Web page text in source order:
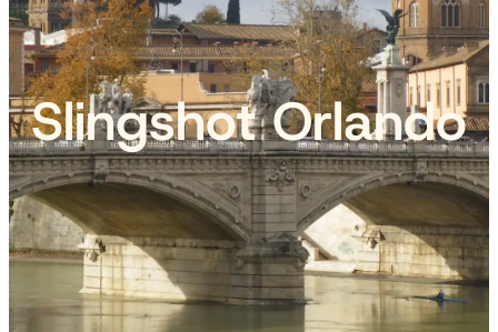
Slingshot Orlando